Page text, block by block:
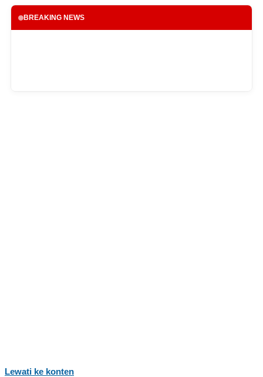
BREAKING NEWS
Lewati ke konten